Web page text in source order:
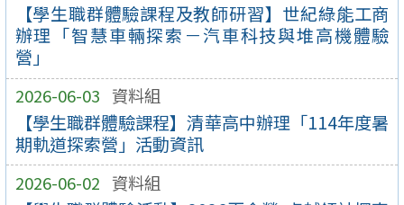
【學生職群體驗課程及教師研習】世紀綠能工商
辦理「智慧車輛探索－汽車科技與堆高機體驗
營」
2026-06-03 資料組
【學生職群體驗課程】清華高中辦理「114年度暑
期軌道探索營」活動資訊
2026-06-02 資料組